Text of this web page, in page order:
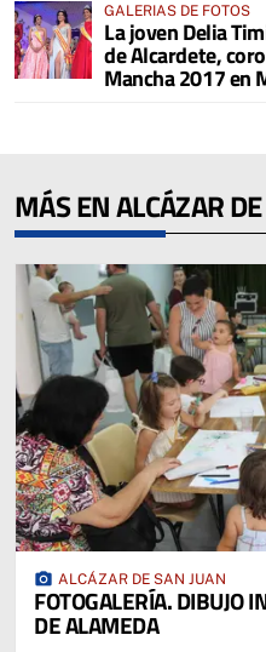
GALERIAS DE FOTOS
La joven Delia
de Alcardete,
Mancha 2017 en
MÁS EN ALCÁZAR
photo_camera ALCÁZAR DE SAN JUAN
FOTOGALERÍA. DIBUJO
DE ALAMEDA